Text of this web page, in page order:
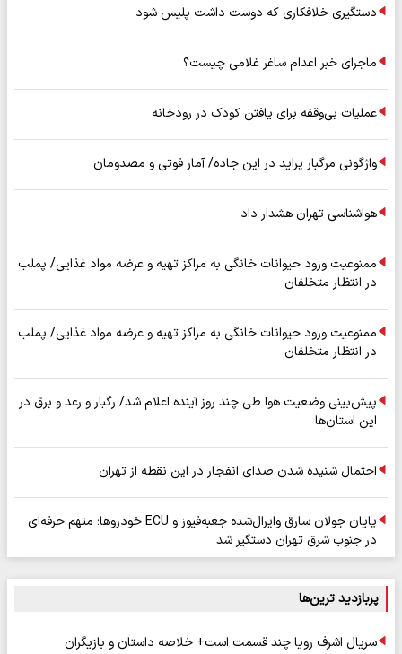
دستگیری خلافکاری که دوست داشت پلیس شود
ماجرای خبر اعدام ساغر غلامی چیست؟
عملیات بی‌وقفه برای یافتن کودک در رودخانه
واژگونی مرگبار پراید در این جاده/ آمار فوتی و مصدومان
هواشناسی تهران هشدار داد
ممنوعیت ورود حیوانات خانگی به مراکز تهیه و عرضه مواد غذایی/ پملب
در انتظار متخلفان
ممنوعیت ورود حیوانات خانگی به مراکز تهیه و عرضه مواد غذایی/ پملب
در انتظار متخلفان
پیش‌بینی وضعیت هوا طی چند روز آینده اعلام شد/ رگبار و رعد و برق در
این استان‌ها
احتمال شنیده شدن صدای انفجار در این نقطه از تهران
پایان جولان سارق وایرال‌شده جعبه‌فیوز و ECU خودروها؛ متهم حرفه‌ای
در جنوب شرق تهران دستگیر شد
پربازدید ترین‌ها
سریال اشرف رویا چند قسمت است+ خلاصه داستان و بازیگران